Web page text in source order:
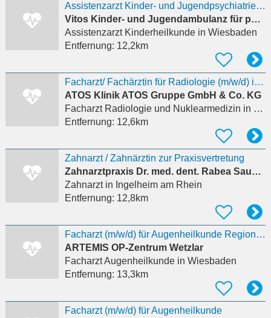
Assistenzarzt Kinder- und Jugendpsychiatrie (m/w/d)
Vitos Kinder- und Jugendambulanz für psychische Gesundheit
Assistenzarzt Kinderheilkundein Wiesbaden
Entfernung: 12,2km
Facharzt/ Fachärztin für Radiologie (m/w/d) in Teilzeit
ATOS Klinik ATOS Gruppe GmbH & Co. KG
Facharzt Radiologie und Nuklearmedizin in Wiesbaden, Biebrich
Entfernung: 12,6km
Zahnarzt / Zahnärztin zur Praxisvertretung
Zahnarztpraxis Dr. med. dent. Rabea Sauer-Gold
Zahnarztin Ingelheim am Rhein
Entfernung: 12,8km
Facharzt (m/w/d) für Augenheilkunde Region Wiesbaden
ARTEMIS OP-Zentrum Wetzlar
Facharzt Augenheilkundein Wiesbaden
Entfernung: 13,3km
Facharzt (m/w/d) für Augenheilkunde